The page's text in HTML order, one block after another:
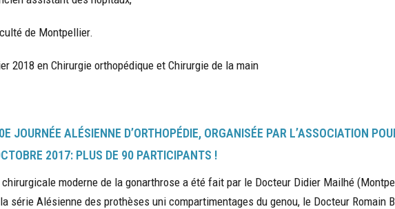
de Montpellier.
2018 en Chirurgie orthopédique et Chirurgie de la main
JOURNÉE ALÉSIENNE D’ORTHOPÉDIE, ORGANISÉE PAR L’ASSOCIATION
2017: PLUS DE 90 PARTICIPANTS !
moderne de la gonarthrose a été fait par le Docteur Didier Mailhé
série Alésienne des prothèses uni compartimentages du genou, le Docteur